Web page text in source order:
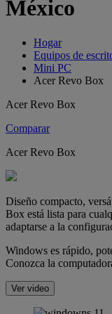
México
Hogar
Equipos de
Mini PC
Acer Revo Box
Acer Revo Box
Comparar
Acer Revo Box
Diseño compacto,
Box está lista para
adaptarse a la
Windows es rápido,
Conozca la
Ver video